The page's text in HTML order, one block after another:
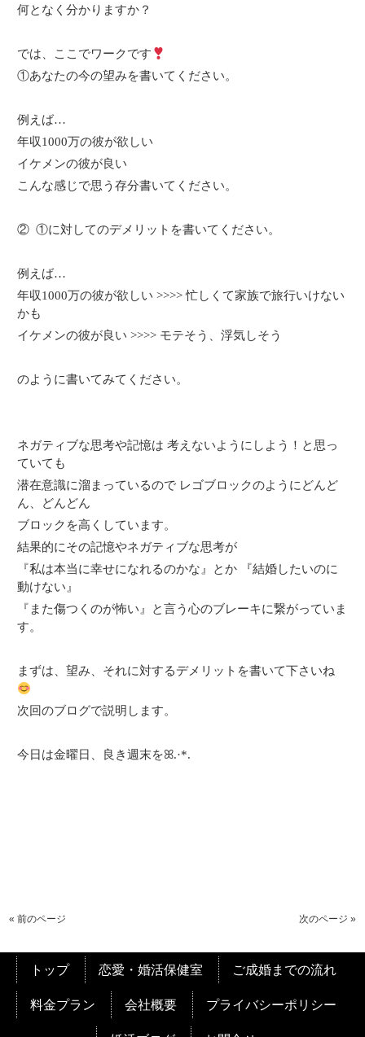
何となく分かりますか？
では、ここでワークです
①あなたの今の望みを書いてください。
例えば…
年収1000万の彼が欲しい
イケメンの彼が良い
こんな感じで思う存分書いてください。
② ①に対してのデメリットを書いてください。
例えば…
年収1000万の彼が欲しい >>>> 忙しくて家族で旅行いけない
かも
イケメンの彼が良い >>>> モテそう、浮気しそう
のように書いてみてください。
ネガティブな思考や記憶は 考えないようにしよう！と思っ
ていても
潜在意識に溜まっているので レゴブロックのようにどんど
ん、どんどん
ブロックを高くしています。
結果的にその記憶やネガティブな思考が
『私は本当に幸せになれるのかな』とか 『結婚したいのに
動けない』
『また傷つくのが怖い』と言う心のブレーキに繋がっていま
す。
まずは、望み、それに対するデメリットを書いて下さいね
次回のブログで説明します。
今日は金曜日、良き週末をꕤ.·*.
« 前のページ 次のページ »
トップ 恋愛・婚活保健室 ご成婚までの流れ
料金プラン 会社概要 プライバシーポリシー